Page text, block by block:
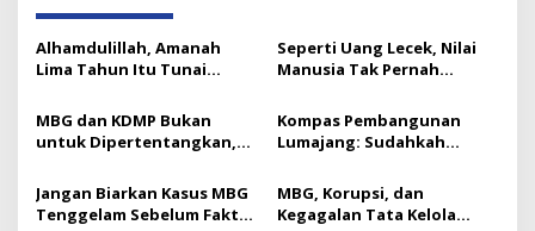
Alhamdulillah, Amanah
Lima Tahun Itu Tunai
Jatim
Seperti Uang Lecek, Nilai
Manusia Tak Pernah
MBG dan KDMP Bukan
untuk Dipertentangkan,
Kompas Pembangunan
Lumajang: Sudahkah
Jangan Biarkan Kasus MBG
Tenggelam Sebelum Fakta
MBG, Korupsi, dan
Kegagalan Tata Kelola